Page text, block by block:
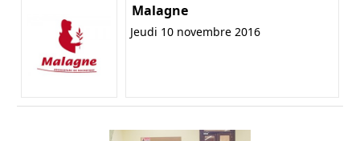
Malagne
Jeudi 10 novembre 2016